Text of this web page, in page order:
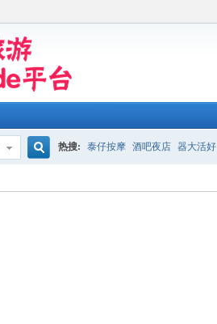
热搜: 泰仔按摩 酒吧夜店 器大活好